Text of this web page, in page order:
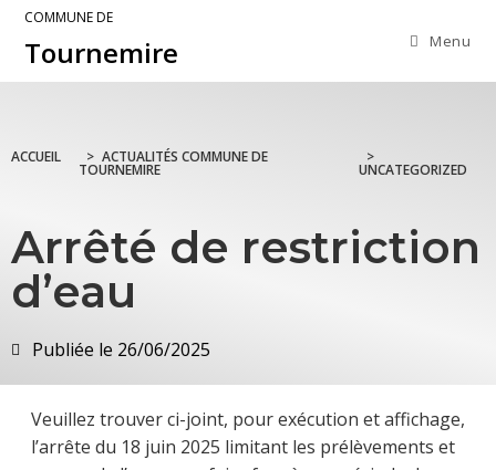
COMMUNE DE
Tournemire Menu
ACCUEIL > ACTUALITÉS COMMUNE DE
TOURNEMIRE
>
UNCATEGORIZED
Arrêté de restriction
d’eau
Publiée le 26/06/2025
Veuillez trouver ci-joint, pour exécution et affichage,
l’arrête du 18 juin 2025 limitant les prélèvements et